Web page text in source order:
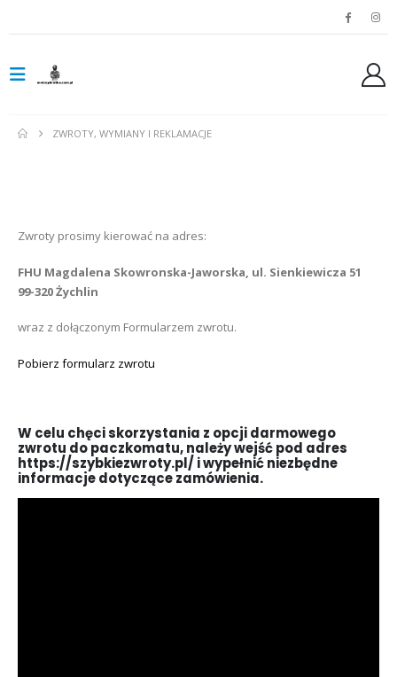
ZWROTY, WYMIANY I REKLAMACJE
Zwroty prosimy kierować na adres:
FHU Magdalena Skowronska-Jaworska, ul. Sienkiewicza 51
99-320 Żychlin
wraz z dołączonym Formularzem zwrotu.
Pobierz formularz zwrotu
W celu chęci skorzystania z opcji darmowego
zwrotu do paczkomatu, należy wejść pod adres
https://szybkiezwroty.pl/ i wypełnić niezbędne
informacje dotyczące zamówienia.